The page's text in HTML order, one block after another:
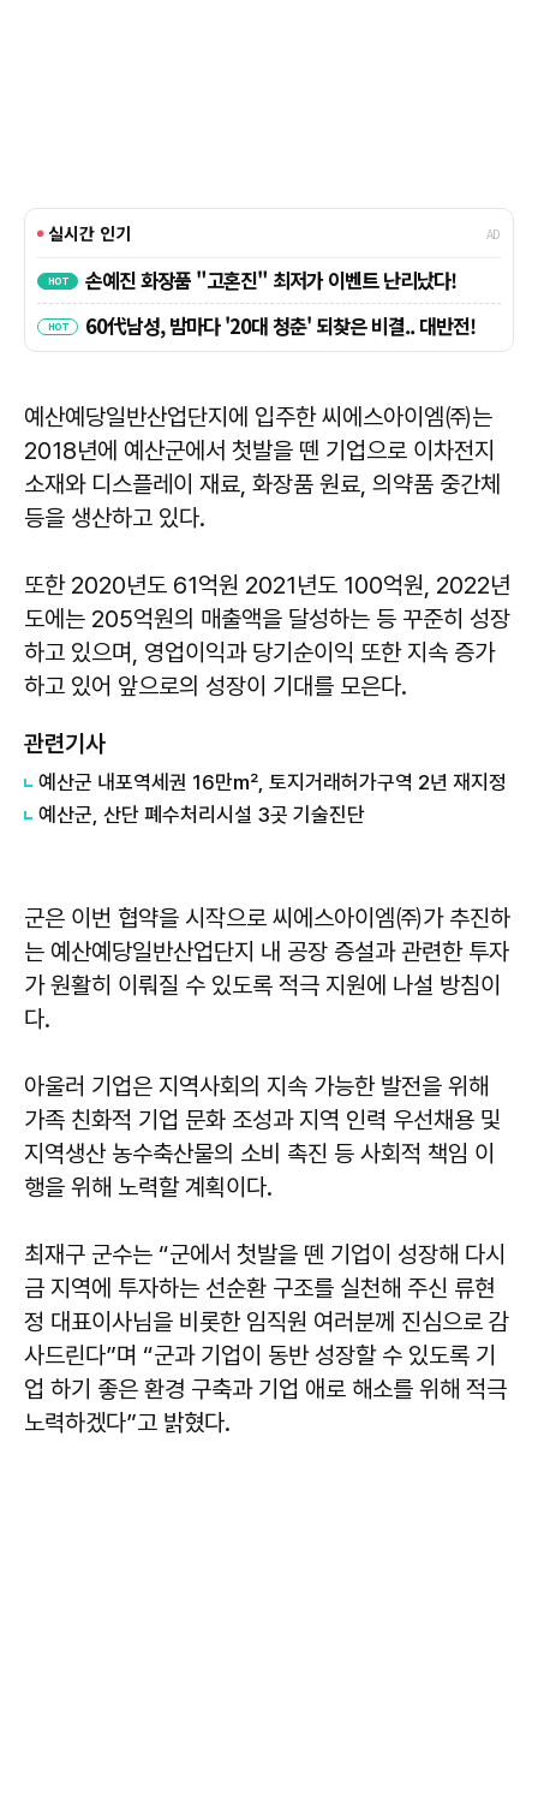
예산예당일반산업단지에 입주한 씨에스아이엠㈜는
2018년에 예산군에서 첫발을 뗀 기업으로 이차전지
소재와 디스플레이 재료, 화장품 원료, 의약품 중간체
등을 생산하고 있다.
또한 2020년도 61억원 2021년도 100억원, 2022년
도에는 205억원의 매출액을 달성하는 등 꾸준히 성장
하고 있으며, 영업이익과 당기순이익 또한 지속 증가
하고 있어 앞으로의 성장이 기대를 모은다.
관련기사
예산군 내포역세권 16만㎡, 토지거래허가구역 2년 재지정
예산군, 산단 폐수처리시설 3곳 기술진단
군은 이번 협약을 시작으로 씨에스아이엠㈜가 추진하
는 예산예당일반산업단지 내 공장 증설과 관련한 투자
가 원활히 이뤄질 수 있도록 적극 지원에 나설 방침이
다.
아울러 기업은 지역사회의 지속 가능한 발전을 위해
가족 친화적 기업 문화 조성과 지역 인력 우선채용 및
지역생산 농수축산물의 소비 촉진 등 사회적 책임 이
행을 위해 노력할 계획이다.
최재구 군수는 “군에서 첫발을 뗀 기업이 성장해 다시
금 지역에 투자하는 선순환 구조를 실천해 주신 류현
정 대표이사님을 비롯한 임직원 여러분께 진심으로 감
사드린다”며 “군과 기업이 동반 성장할 수 있도록 기
업 하기 좋은 환경 구축과 기업 애로 해소를 위해 적극
노력하겠다”고 밝혔다.